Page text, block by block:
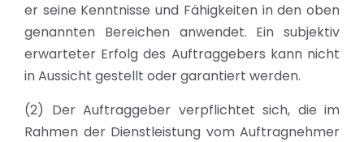
er seine Kenntnisse und Fähigkeiten in den oben
genannten Bereichen anwendet. Ein subjektiv
erwarteter Erfolg des Auftraggebers kann nicht
in Aussicht gestellt oder garantiert werden.
(2) Der Auftraggeber verpflichtet sich, die im
Rahmen der Dienstleistung vom Auftragnehmer